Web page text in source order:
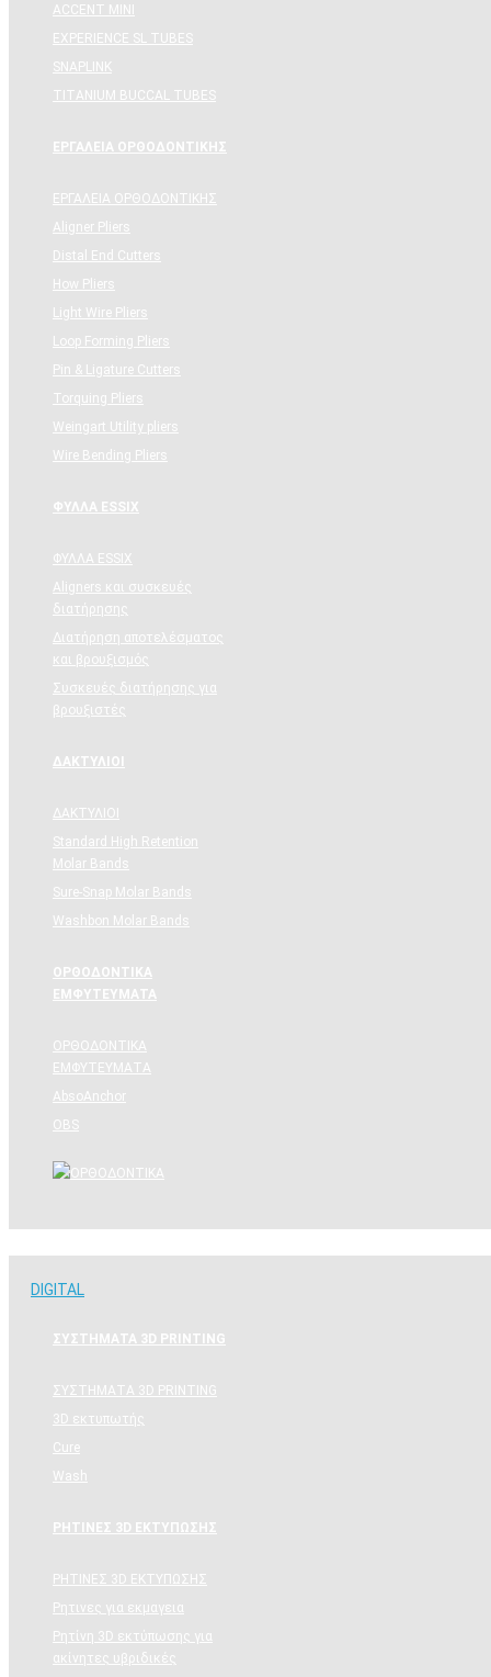
ACCENT MINI
EXPERIENCE SL TUBES
SNAPLINK
TITANIUM BUCCAL TUBES
ΕΡΓΑΛΕΙΑ ΟΡΘΟΔΟΝΤΙΚΗΣ
ΕΡΓΑΛΕΙΑ ΟΡΘΟΔΟΝΤΙΚΗΣ
Aligner Pliers
Distal End Cutters
How Pliers
Light Wire Pliers
Loop Forming Pliers
Pin & Ligature Cutters
Torquing Pliers
Weingart Utility pliers
Wire Bending Pliers
ΦΥΛΛΑ ESSIX
ΦΥΛΛΑ ESSIX
Aligners και συσκευές
διατήρησης
Διατήρηση αποτελέσματος
και βρουξισμός
Συσκευές διατήρησης για
βρουξιστές
ΔΑΚΤΥΛΙΟΙ
ΔΑΚΤΥΛΙΟΙ
Standard High Retention
Molar Bands
Sure-Snap Molar Bands
Washbon Molar Bands
ΟΡΘΟΔΟΝΤΙΚΑ
ΕΜΦΥΤΕΥΜΑΤΑ
ΟΡΘΟΔΟΝΤΙΚΑ
ΕΜΦΥΤΕΥΜΑΤΑ
AbsoAnchor
OBS
DIGITAL
ΣΥΣΤΗΜΑΤΑ 3D PRINTING
ΣΥΣΤΗΜΑΤΑ 3D PRINTING
3D εκτυπωτής
Cure
Wash
ΡΗΤΙΝΕΣ 3D ΕΚΤΥΠΩΣΗΣ
ΡΗΤΙΝΕΣ 3D ΕΚΤΥΠΩΣΗΣ
Ρητινες για εκμαγεια
Ρητίνη 3D εκτύπωσης για
ακίνητες υβριδικές